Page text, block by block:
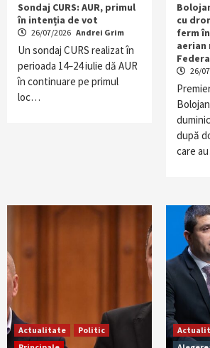
Sondaj CURS: AUR, primul
în intenția de vot
26/07/2026 Andrei Grim
Un sondaj CURS realizat în
perioada 14–24 iulie dă AUR
în continuare pe primul
loc…
cu
ferm
aerian
26/
după
care
Actualitate
Politic